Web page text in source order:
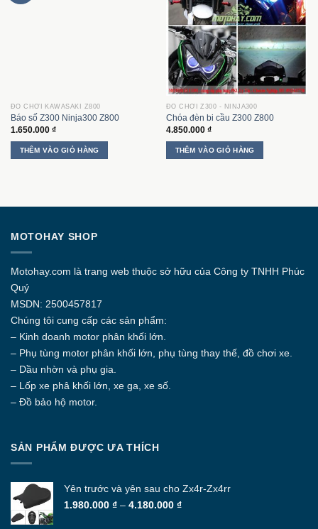
chọn
trên
sản
ĐỒ CHƠI KAWASAKI Z800
Báo số Z300 Ninja300 Z800
1.650.000 ₫
THÊM VÀO GIỎ HÀNG
ĐỒ CHƠI Z300 - NINJA300
Chóa đèn bi cầu Z300 Z800
4.850.000 ₫
THÊM VÀO GIỎ HÀNG
MOTOHAY SHOP
Motohay.com là trang web thuộc sở hữu của Công ty TNHH Phúc
Quý
MSDN: 2500457817
Chúng tôi cung cấp các sản phẩm:
– Kinh doanh motor phân khối lớn.
– Phụ tùng motor phân khối lớn, phụ tùng thay thế, đồ chơi xe.
– Dầu nhờn và phụ gia.
– Lốp xe phâ khối lớn, xe ga, xe số.
– Đồ bảo hộ motor.
SẢN PHẨM ĐƯỢC ƯA THÍCH
Yên trước và yên sau cho Zx4r-Zx4rr
1.980.000 ₫ – 4.180.000 ₫Khoảng